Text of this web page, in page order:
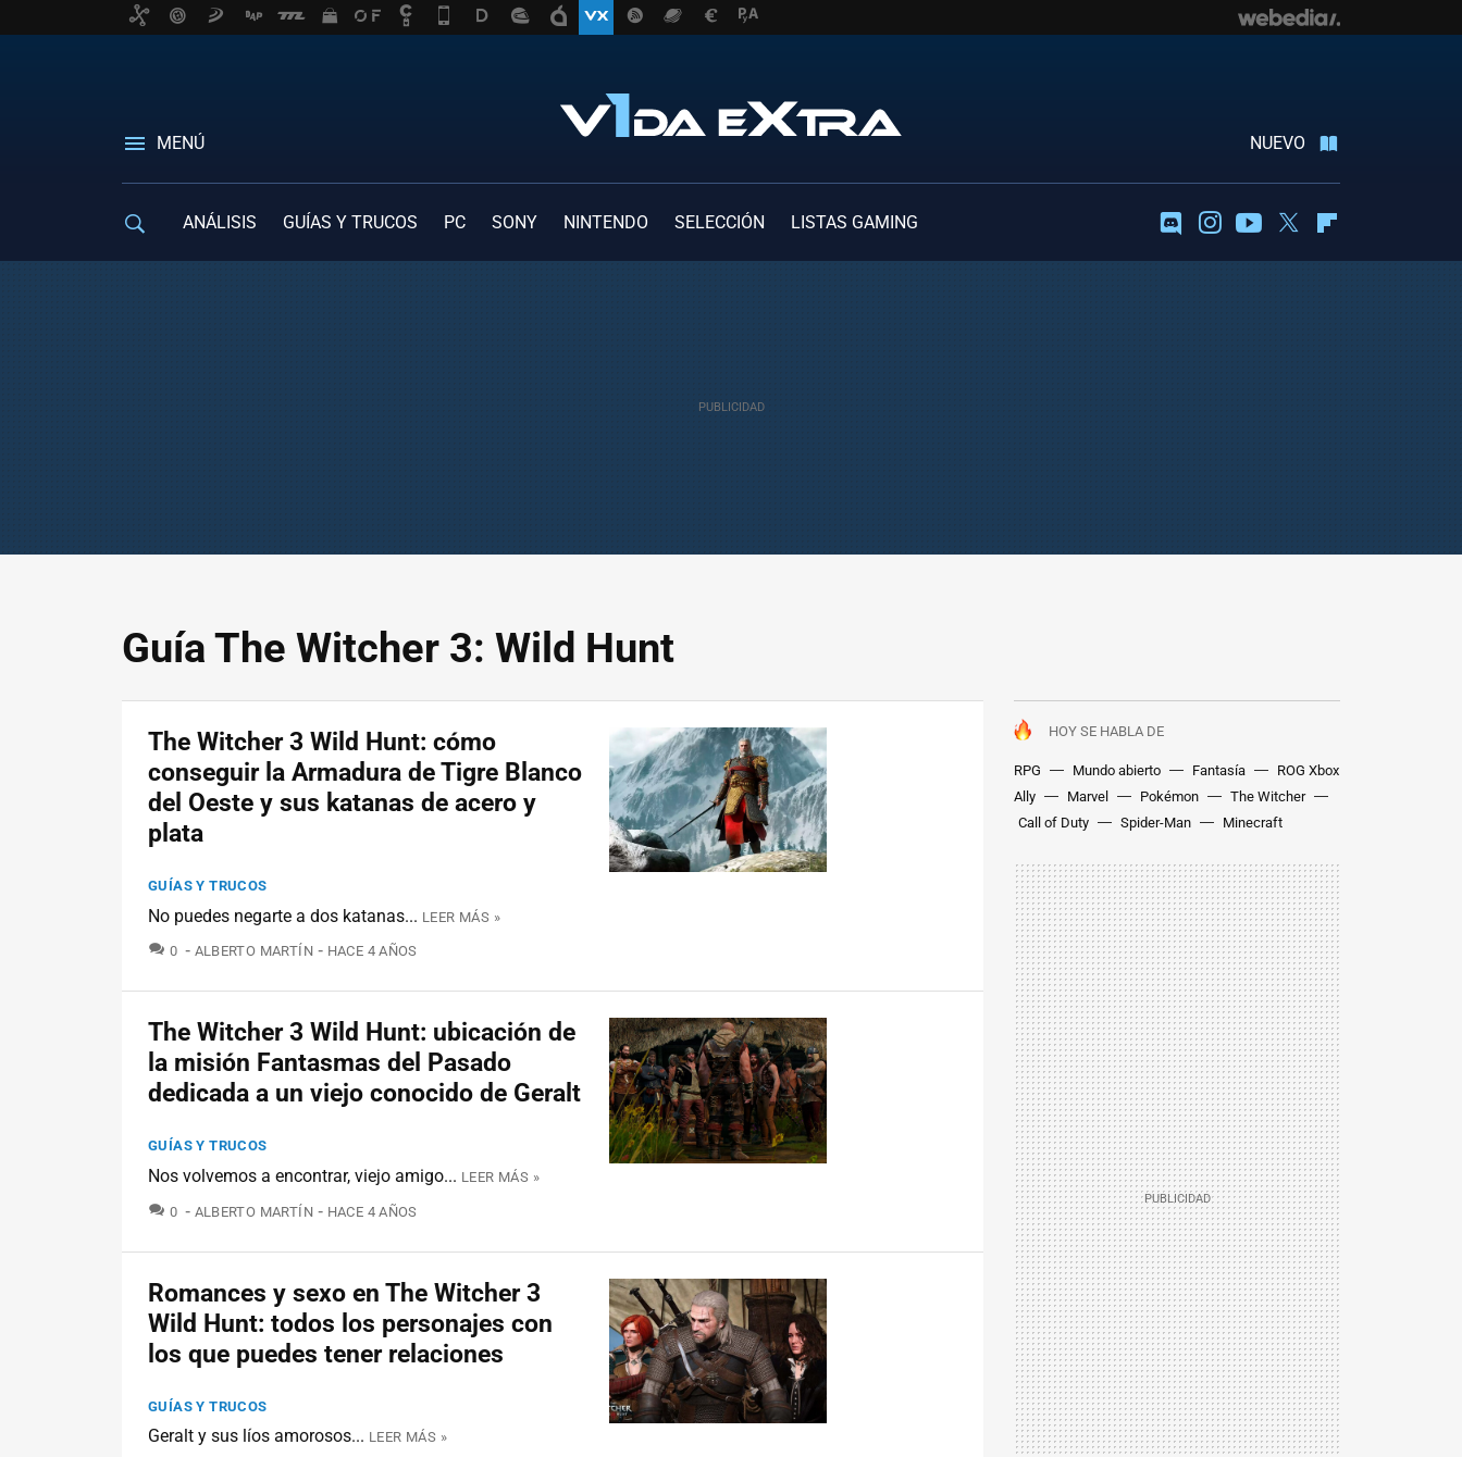
MENÚ NUEVO
ANÁLISIS GUÍAS Y TRUCOS PC SONY NINTENDO SELECCIÓN LISTAS GAMING DiscordInstagramYoutubeTwitter
Guía The Witcher 3: Wild Hunt
HOY SE HABLA DE
RPG Mundo abierto Fantasía
ROG Xbox
Ally
Marvel Pokémon
The Witcher
Call of Duty
Spider-Man Minecraft
The Witcher 3 Wild Hunt: cómo
conseguir la Armadura de Tigre Blanco
del Oeste y sus katanas de acero y
plata
GUÍAS Y TRUCOS
No puedes negarte a dos katanas... LEER MÁS »
0 COMENTARIOS
ALBERTO MARTÍN HACE 4 AÑOS
The Witcher 3 Wild Hunt: ubicación de
la misión Fantasmas del Pasado
dedicada a un viejo conocido de Geralt
GUÍAS Y TRUCOS
Nos volvemos a encontrar, viejo amigo... LEER MÁS »
0 COMENTARIOS
ALBERTO MARTÍN HACE 4 AÑOS
Romances y sexo en The Witcher 3
Wild Hunt: todos los personajes con
los que puedes tener relaciones
GUÍAS Y TRUCOS
Geralt y sus líos amorosos... LEER MÁS »